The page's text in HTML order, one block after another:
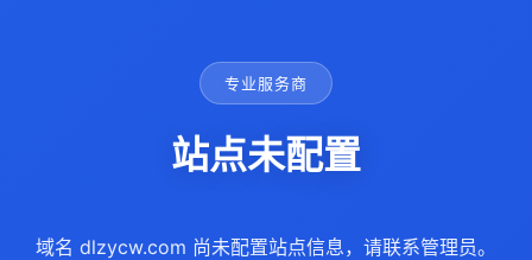
专业服务商
站点未配置
域名 dlzycw.com 尚未配置站点信息，请联系管理员。